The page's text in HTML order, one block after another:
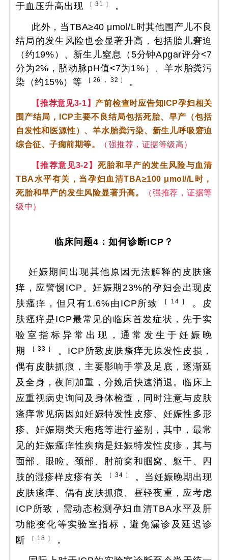
于血压升高出现
［ 31 ］ 。
此外，当TBA≥40 μmol/L时其他围产儿不良
结局的发生风险也会显著升高，包括胎儿窘迫
（约19%）、新生儿窒息（5分钟Apgar评分<7
分为2%，脐动脉pH值<7为1%）、羊水胎粪污
染（约15%）等
［ 26 ， 32 ］ 。
【推荐意见3-1】 产前检查时应告知ICP孕妇相关
围产结局，ICP主要不良结局包括死胎、早产（包括
自发性和医源性）、羊水胎粪污染、新生儿呼吸窘迫
综合征、子痫前期等。
（强推荐，证据等级高）
【推荐意见3-2】 死胎和早产的发生风险与血清
TBA水平有关，当孕妇血清TBA≥100 μmol//L时，
死胎和早产的发生风险显著升高。
（强推荐，证据等
级中）
临床问题4：如何诊断ICP？
妊娠期间出现其他原因无法解释的皮肤瘙
痒，应警惕ICP。妊娠期23%的孕妇会出现皮
肤瘙痒，但只有1.6%由ICP所致
［ 14 ］
。皮
肤瘙痒是ICP最常见的临床首发症状，先于实
验室指标异常出现，通常发生于妊娠晚
期
［ 33 ］
。ICP所致皮肤瘙痒无原发性皮损，
偶有皮肤抓痕，主要影响手掌及足底，逐渐延
及全身，夜间加重，分娩后快速消退。临床上
应重视病史询问及身体检查，同时注意与皮肤
瘙痒常见病因如妊娠特发性皮疹、妊娠性多形
疹、妊娠期类天疱疮等进行鉴别，其中，最常
见的妊娠瘙痒性疾病是妊娠特发性皮疹，其与
面部、眼睑、颈部、肘前窝和腘窝、躯干、四
肢的湿疹样皮疹有关
［ 34 ］
。当妊娠晚期出现
皮肤瘙痒、偶有皮肤抓痕、昼轻夜重，应考虑
ICP所致，需动态检测孕妇血清TBA水平及肝
功能变化等实验室指标，避免漏诊及延迟诊
断
［ 18 ］
。